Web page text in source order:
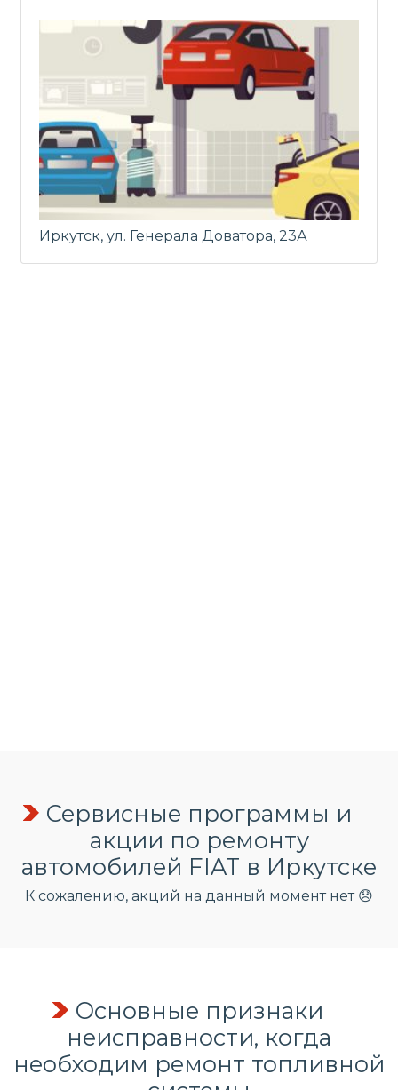
Иркутск, ул. Генерала Доватора, 23А
Сервисные программы и
акции по ремонту
автомобилей FIAT в Иркутске
К сожалению, акций на данный момент нет 😞
Основные признаки
неисправности, когда
необходим ремонт топливной